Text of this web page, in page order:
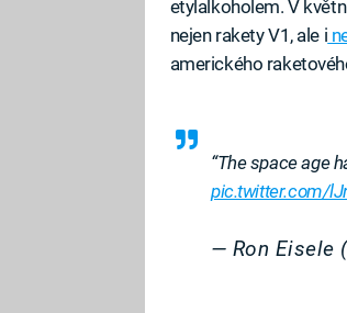
etylalkoholem. V
nejen rakety V1, ale i
amerického
“The space age
pic.twitter.com/
— Ron Eisele